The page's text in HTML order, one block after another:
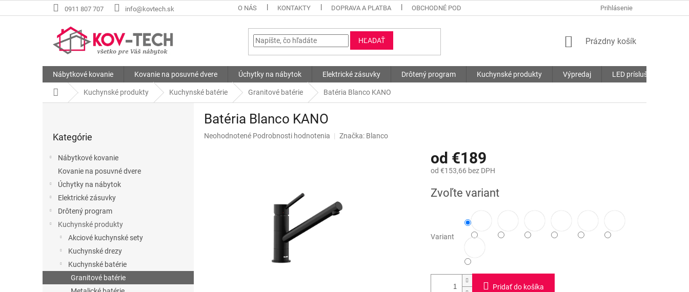
na
0911 807 707 info@kovtech.sk O NÁS KONTAKTY DOPRAVA A PLATBA OBCHODNÉ PODMIENKY SÚBORY COOKIES
Prihlásenie
HĽADAŤ
NÁKUPNÝ
Prázdny košík
Nábytkové kovanie Kovanie na posuvné dvere Úchytky na nábytok Elektrické zásuvky Drôtený program Kuchynské produkty Výpredaj LED príslušenstvo
DomovKuchynské produkty Kuchynské batérie Granitové batérie Batéria Blanco KANO
kategórie
Kategórie
Nábytkové kovanie
Kovanie na posuvné dvere
Úchytky na nábytok
Elektrické zásuvky
Drôtený program
Kuchynské produkty
Akciové kuchynské sety
Kuchynské drezy
Kuchynské batérie
Granitové batérie
Batéria Blanco KANO
Priemerné
Neohodnotené Podrobnosti hodnotenia Značka: Blanco
od €189
od €153,66 bez DPH
cena:
Zvoľte variant
Variant
Pridať do košíka